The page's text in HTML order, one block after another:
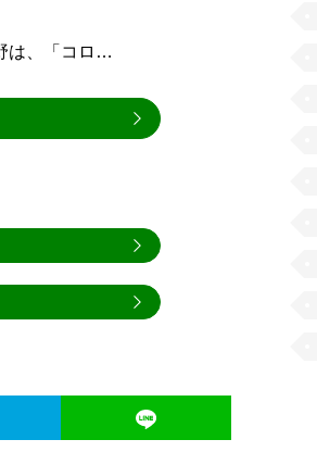
は、「コロ…